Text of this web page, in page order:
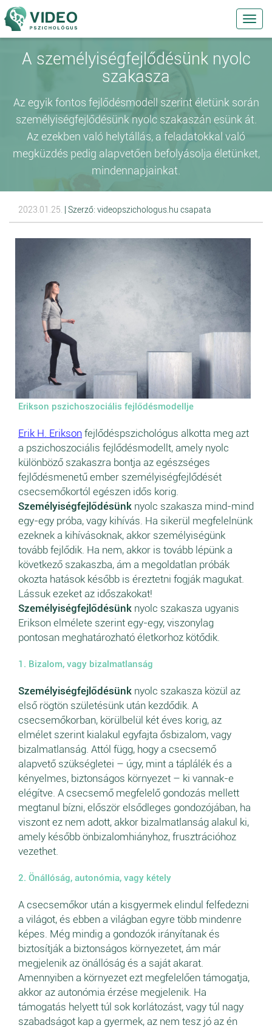
A személyiségfejlődésünk nyolc
szakasza
Az egyik fontos fejlődésmodell szerint életünk során
személyiségfejlődésünk nyolc szakaszán esünk át.
Az ezekben való helytállás, a feladatokkal való
megküzdés pedig alapvetően befolyásolja életünket,
mindennapjainkat.
2023.01.25. | Szerző: videopszichologus.hu csapata
Erikson pszichoszociális fejlődésmodellje
Erik H. Erikson fejlődéspszichológus alkotta meg azt
a pszichoszociális fejlődésmodellt, amely nyolc
különböző szakaszra bontja az egészséges
fejlődésmenetű ember személyiségfejlődését
csecsemőkortól egészen idős korig.
Személyiségfejlődésünk nyolc szakasza mind-mind
egy-egy próba, vagy kihívás. Ha sikerül megfelelnünk
ezeknek a kihívásoknak, akkor személyiségünk
tovább fejlődik. Ha nem, akkor is tovább lépünk a
következő szakaszba, ám a megoldatlan próbák
okozta hatások később is éreztetni fogják magukat.
Lássuk ezeket az időszakokat!
Személyiségfejlődésünk nyolc szakasza ugyanis
Erikson elmélete szerint egy-egy, viszonylag
pontosan meghatározható életkorhoz kötődik.
1. Bizalom, vagy bizalmatlanság
Személyiségfejlődésünk nyolc szakasza közül az
első rögtön születésünk után kezdődik. A
csecsemőkorban, körülbelül két éves korig, az
elmélet szerint kialakul egyfajta ősbizalom, vagy
bizalmatlanság. Attól függ, hogy a csecsemő
alapvető szükségletei – úgy, mint a táplálék és a
kényelmes, biztonságos környezet – ki vannak-e
elégítve. A csecsemő megfelelő gondozás mellett
megtanul bízni, először elsődleges gondozójában, ha
viszont ez nem adott, akkor bizalmatlanság alakul ki,
amely később önbizalomhiányhoz, frusztrációhoz
vezethet.
2. Önállóság, autonómia, vagy kétely
A csecsemőkor után a kisgyermek elindul felfedezni
a világot, és ebben a világban egyre több mindenre
képes. Még mindig a gondozók irányítanak és
biztosítják a biztonságos környezetet, ám már
megjelenik az önállóság és a saját akarat.
Amennyiben a környezet ezt megfelelően támogatja,
akkor az autonómia érzése megjelenik. Ha
támogatás helyett túl sok korlátozást, vagy túl nagy
szabadságot kap a gyermek, az nem tesz jó az én